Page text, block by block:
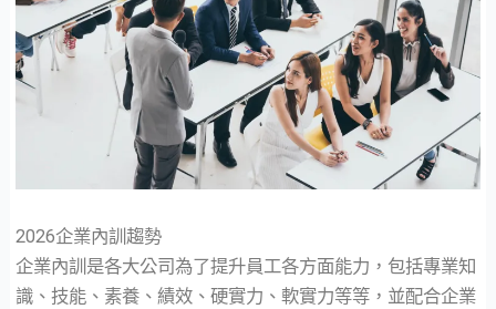
2026企業內訓趨勢
企業內訓是各大公司為了提升員工各方面能力，包括專業知
識、技能、素養、績效、硬實力、軟實力等等，並配合企業